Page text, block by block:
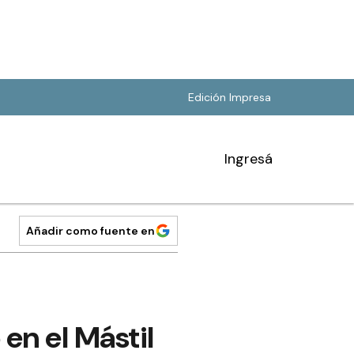
Edición Impresa
Ingresá
Añadir como fuente en
el Mástil